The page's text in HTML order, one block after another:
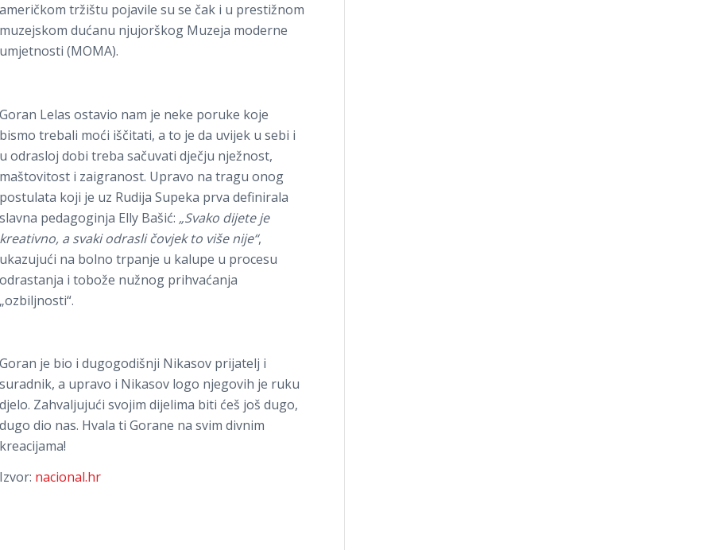
američkom tržištu pojavile su se čak i u prestižnom
muzejskom dućanu njujorškog Muzeja moderne
umjetnosti (MOMA).
Goran Lelas ostavio nam je neke poruke koje
bismo trebali moći iščitati, a to je da uvijek u sebi i
u odrasloj dobi treba sačuvati dječju nježnost,
maštovitost i zaigranost. Upravo na tragu onog
postulata koji je uz Rudija Supeka prva definirala
slavna pedagoginja Elly Bašić: „Svako dijete je
kreativno, a svaki odrasli čovjek to više nije“,
ukazujući na bolno trpanje u kalupe u procesu
odrastanja i tobože nužnog prihvaćanja
„ozbiljnosti“.
Goran je bio i dugogodišnji Nikasov prijatelj i
suradnik, a upravo i Nikasov logo njegovih je ruku
djelo. Zahvaljujući svojim dijelima biti ćeš još dugo,
dugo dio nas. Hvala ti Gorane na svim divnim
kreacijama!
Izvor: nacional.hr